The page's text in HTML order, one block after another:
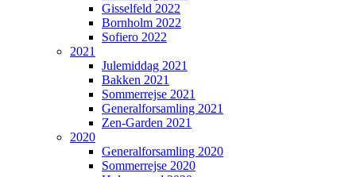
Gisselfeld 2022
Bornholm 2022
Sofiero 2022
2021
Julemiddag 2021
Bakken 2021
Sommerrejse 2021
Generalforsamling 2021
Zen-Garden 2021
2020
Generalforsamling 2020
Sommerrejse 2020